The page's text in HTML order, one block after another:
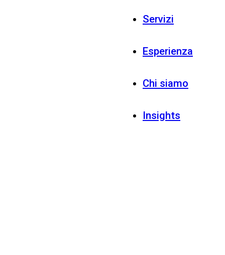
Servizi
Esperienza
Chi siamo
Insights